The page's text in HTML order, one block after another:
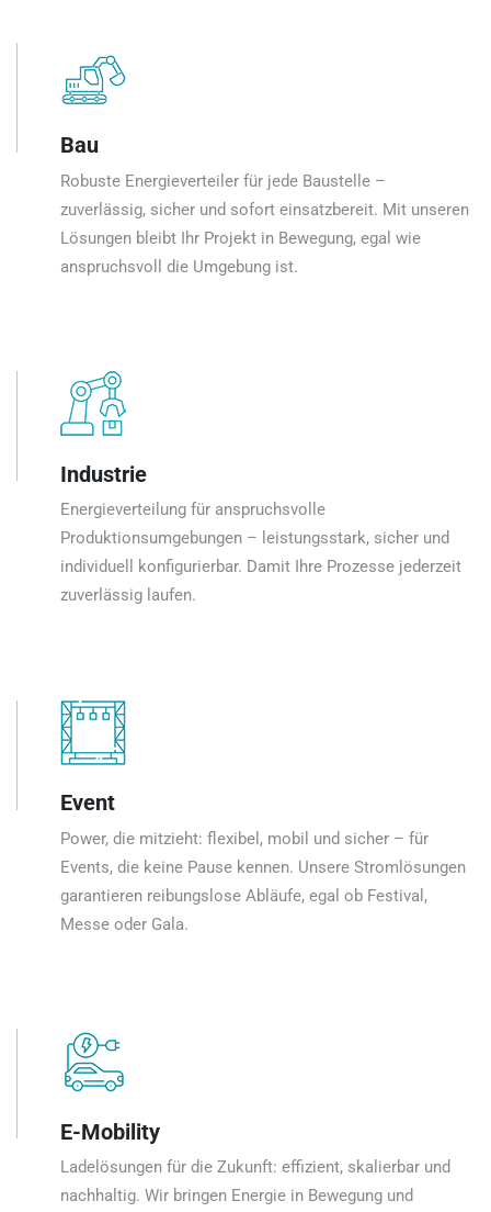
Bau
Robuste Energieverteiler für jede Baustelle –
zuverlässig, sicher und sofort einsatzbereit. Mit unseren
Lösungen bleibt Ihr Projekt in Bewegung, egal wie
anspruchsvoll die Umgebung ist.
Industrie
Energieverteilung für anspruchsvolle
Produktionsumgebungen – leistungsstark, sicher und
individuell konfigurierbar. Damit Ihre Prozesse jederzeit
zuverlässig laufen.
Event
Power, die mitzieht: flexibel, mobil und sicher – für
Events, die keine Pause kennen. Unsere Stromlösungen
garantieren reibungslose Abläufe, egal ob Festival,
Messe oder Gala.
E-Mobility
Ladelösungen für die Zukunft: effizient, skalierbar und
nachhaltig. Wir bringen Energie in Bewegung und